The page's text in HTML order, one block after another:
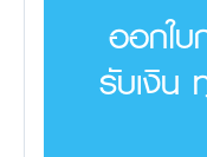
ออกใบ
รับเงิน